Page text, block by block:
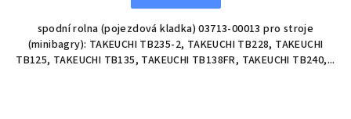
spodní rolna (pojezdová kladka) 03713-00013 pro stroje
(minibagry): TAKEUCHI TB235-2, TAKEUCHI TB228, TAKEUCHI
TB125, TAKEUCHI TB135, TAKEUCHI TB138FR, TAKEUCHI TB240,...